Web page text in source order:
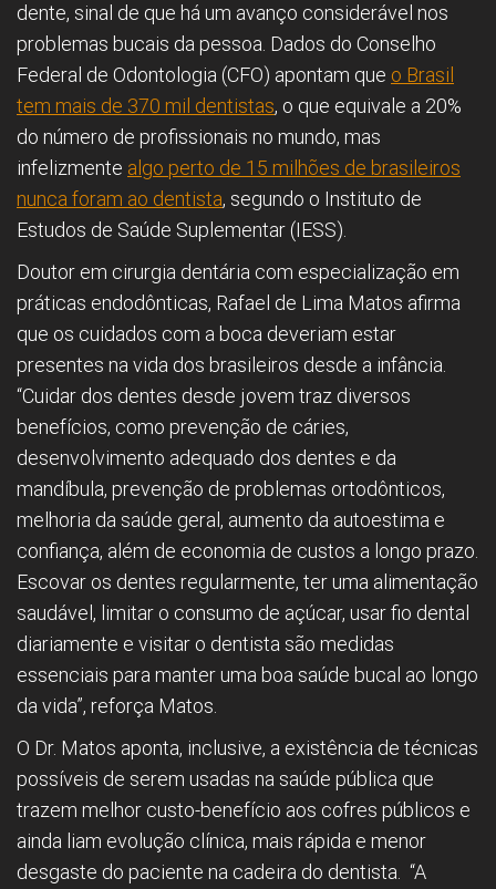
dente, sinal de que há um avanço considerável nos
problemas bucais da pessoa. Dados do Conselho
Federal de Odontologia (CFO) apontam que o Brasil
tem mais de 370 mil dentistas, o que equivale a 20%
do número de profissionais no mundo, mas
infelizmente algo perto de 15 milhões de brasileiros
nunca foram ao dentista, segundo o Instituto de
Estudos de Saúde Suplementar (IESS).
Doutor em cirurgia dentária com especialização em
práticas endodônticas, Rafael de Lima Matos afirma
que os cuidados com a boca deveriam estar
presentes na vida dos brasileiros desde a infância.
“Cuidar dos dentes desde jovem traz diversos
benefícios, como prevenção de cáries,
desenvolvimento adequado dos dentes e da
mandíbula, prevenção de problemas ortodônticos,
melhoria da saúde geral, aumento da autoestima e
confiança, além de economia de custos a longo prazo.
Escovar os dentes regularmente, ter uma alimentação
saudável, limitar o consumo de açúcar, usar fio dental
diariamente e visitar o dentista são medidas
essenciais para manter uma boa saúde bucal ao longo
da vida”, reforça Matos.
O Dr. Matos aponta, inclusive, a existência de técnicas
possíveis de serem usadas na saúde pública que
trazem melhor custo-benefício aos cofres públicos e
ainda liam evolução clínica, mais rápida e menor
desgaste do paciente na cadeira do dentista. “A